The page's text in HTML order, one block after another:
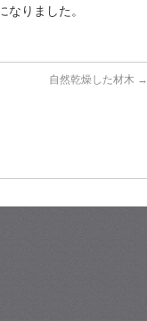
りました。
自然乾燥した材木 →